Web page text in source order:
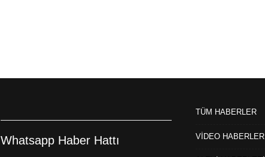
Whatsapp Haber Hattı
TÜM HABERLER
VİDEO HABERLER